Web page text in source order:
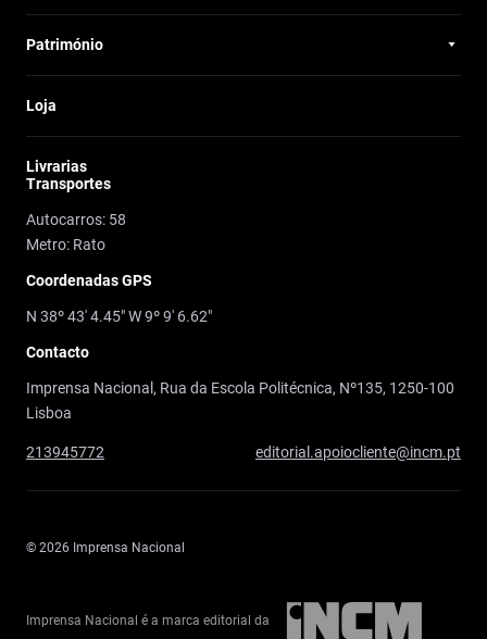
Património
Loja
Livrarias
Transportes
Autocarros: 58
Metro: Rato
Coordenadas GPS
N 38º 43' 4.45" W 9º 9' 6.62"
Contacto
Imprensa Nacional, Rua da Escola Politécnica, Nº135, 1250-100
Lisboa
213945772 editorial.apoiocliente@incm.pt
© 2026 Imprensa Nacional
Imprensa Nacional é a marca editorial da